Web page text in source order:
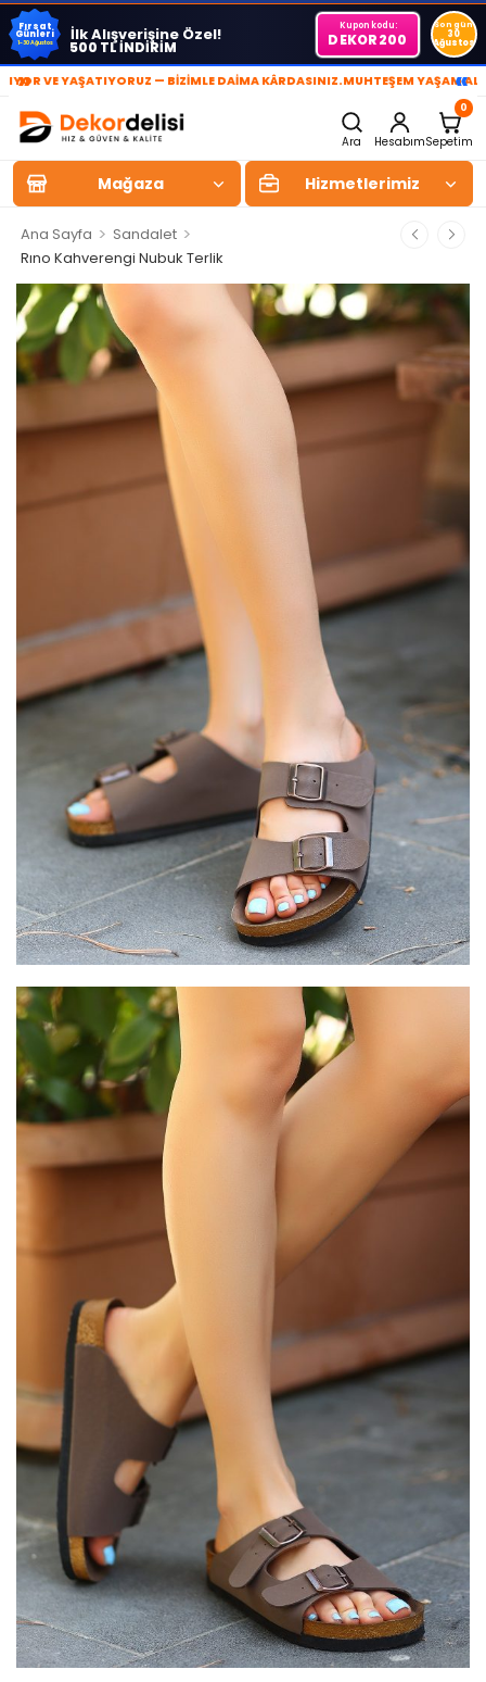
Fırsat
Günleri
1-30 Ağustos İlk Alışverişine Özel!
500 TL İNDİRİM
Kupon kodu:
DEKOR200
Son gün
30
Ağustos
»
YAŞATIYORUZ — BİZİMLE DAİMA KÂRDASINIZ.MUHTEŞEM YAŞAM «
Ara Hesabım
0
Sepetim
Mağaza Hizmetlerimiz
Ana Sayfa > Sandalet >
Rıno Kahverengi Nubuk Terlik